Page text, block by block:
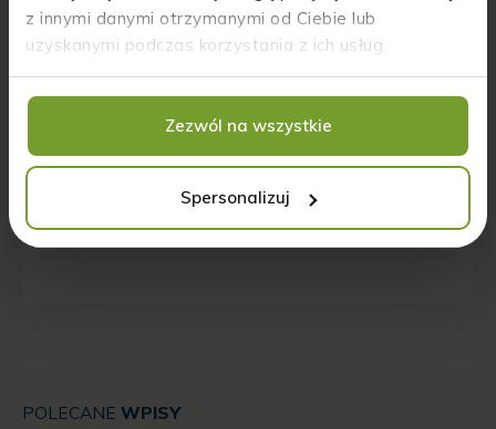
z innymi danymi otrzymanymi od Ciebie lub
uzyskanymi podczas korzystania z ich usług.
Zezwól na wszystkie
Spersonalizuj
Zapamiętaj moje dane w tej przeglądarce
podczas pisania kolejnych komentarzy.
POLECANE WPISY